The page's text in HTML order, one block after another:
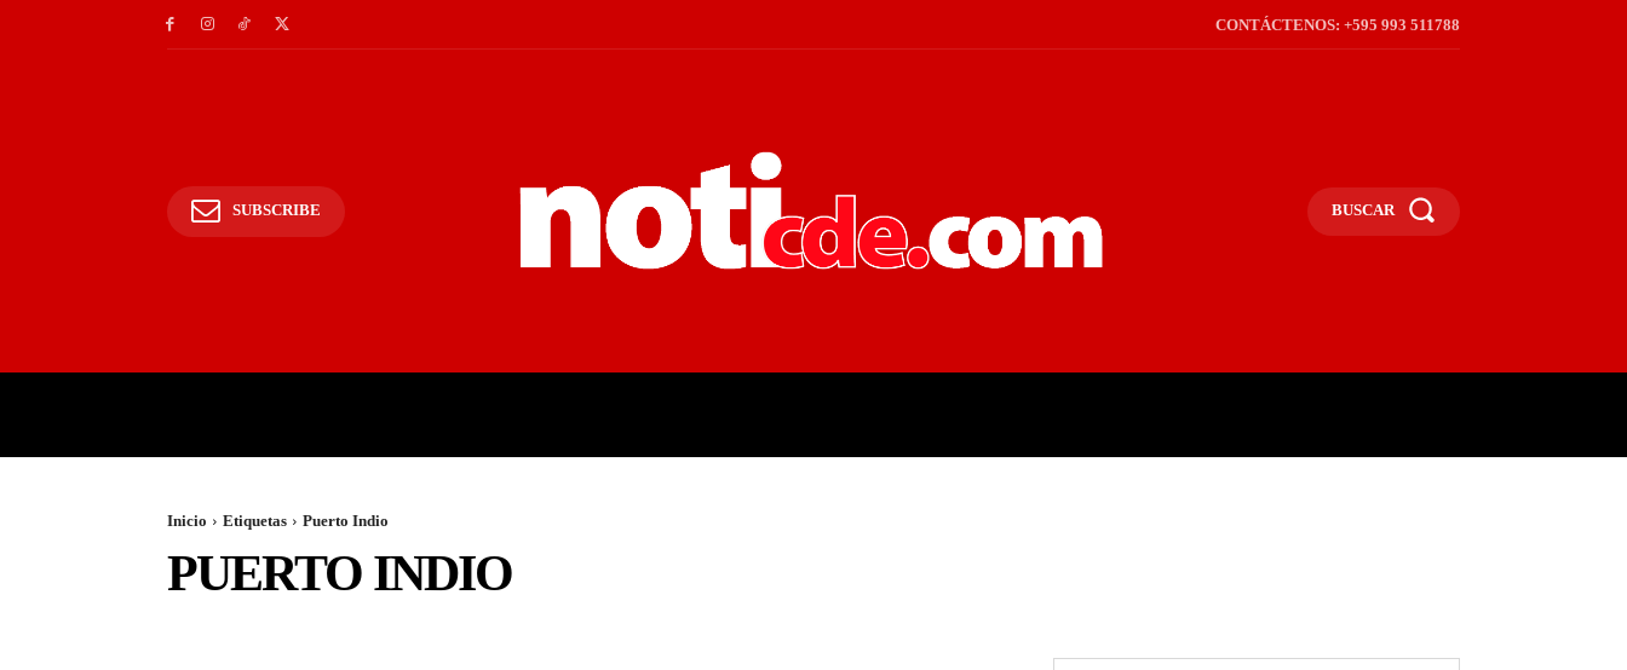
CONTÁCTENOS: +595 993 511788
SUBSCRIBE BUSCAR
Inicio Etiquetas Puerto Indio
PUERTO INDIO